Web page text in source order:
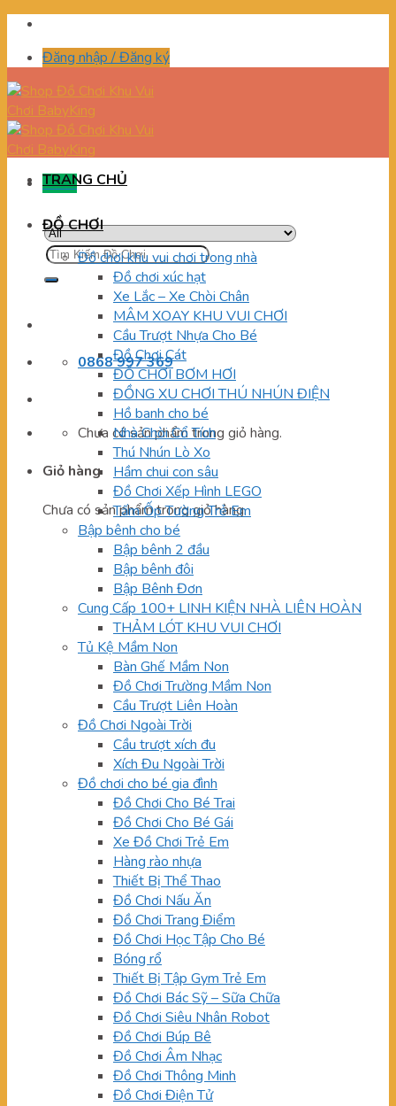
Skip
contentĐăng nhập / Đăng ký
Menu
Tìm
kiếm:
0868 997 369
Chưa có sản phẩm trong giỏ hàng.
Giỏ hàng
Chưa có sản phẩm trong giỏ hàng.
TRANG CHỦ
ĐỒ CHƠI
Đồ chơi khu vui chơi trong nhà
Đồ chơi xúc hạt
Xe Lắc – Xe Chòi Chân
MÂM XOAY KHU VUI CHƠI
Cầu Trượt Nhựa Cho Bé
Đồ Chơi Cát
ĐỒ CHƠI BƠM HƠI
ĐỒNG XU CHƠI THÚ NHÚN ĐIỆN
Hồ banh cho bé
Nhà Chòi Cổ Tích
Thú Nhún Lò Xo
Hầm chui con sâu
Đồ Chơi Xếp Hình LEGO
Tấm Ốp Tường Trẻ Em
Bập bênh cho bé
Bập bênh 2 đầu
Bập bênh đôi
Bập Bênh Đơn
Cung Cấp 100+ LINH KIỆN NHÀ LIÊN HOÀN
THẢM LÓT KHU VUI CHƠI
Tủ Kệ Mầm Non
Bàn Ghế Mầm Non
Đồ Chơi Trường Mầm Non
Cầu Trượt Liên Hoàn
Đồ Chơi Ngoài Trời
Cầu trượt xích đu
Xích Đu Ngoài Trời
Đồ chơi cho bé gia đình
Đồ Chơi Cho Bé Trai
Đồ Chơi Cho Bé Gái
Xe Đồ Chơi Trẻ Em
Hàng rào nhựa
Thiết Bị Thể Thao
Đồ Chơi Nấu Ăn
Đồ Chơi Trang Điểm
Đồ Chơi Học Tập Cho Bé
Bóng rổ
Thiết Bị Tập Gym Trẻ Em
Đồ Chơi Bác Sỹ – Sữa Chữa
Đồ Chơi Siêu Nhân Robot
Đồ Chơi Búp Bê
Đồ Chơi Âm Nhạc
Đồ Chơi Thông Minh
Đồ Chơi Điện Tử